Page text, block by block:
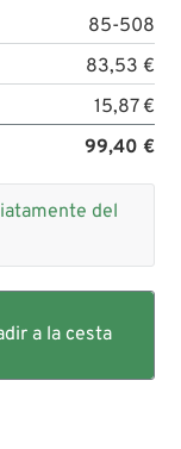
85-508
83,53 €
15,87 €
99,40 €
del